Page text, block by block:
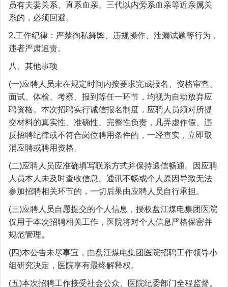
员有夫妻关系、直系血亲、三代以内旁系血亲等近亲属关
系的，必须回避。
2.工作纪律：严禁徇私舞弊、违规操作、泄漏试题等行为，
违者严肃追责。
八、其他事项
(一)应聘人员未在规定时间内按要求完成报名、资格审查、
面试、体检、考察、报到等任一环节，均视为自动放弃应
聘资格。本次招聘实行诚信报名制度，应聘人员须对所提
交材料的真实性、准确性、完整性负责，凡弄虚作假、违
反招聘纪律或不符合岗位聘用条件的，一经查实，立即取
消应聘或聘用资格。
(二)应聘人员应准确填写联系方式并保持通信畅通。因应聘
人员本人未及时查收信息、通讯不畅或个人原因导致无法
参加招聘相关环节的，一切后果由应聘人员自行承担。
(三)应聘人员自愿提交的个人信息，授权盘江煤电集团医院
仅用于本次招聘相关工作，医院将对个人信息严格保密并
规范管理。
(四)本公告未尽事宜，由盘江煤电集团医院招聘工作领导小
组研究决定，医院享有最终解释权。
(五)本次招聘工作接受社会公众、医院纪委部门全程监督。